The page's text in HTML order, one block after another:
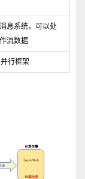
息系统，可以处
流数据
并行框架